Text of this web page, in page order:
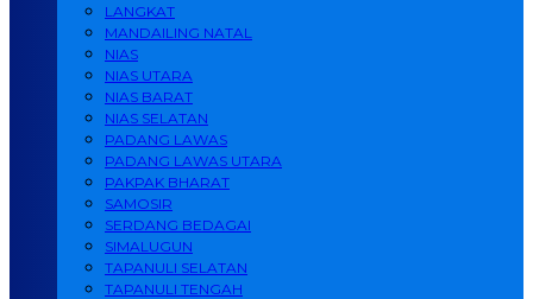
LANGKAT
MANDAILING NATAL
NIAS
NIAS UTARA
NIAS BARAT
NIAS SELATAN
PADANG LAWAS
PADANG LAWAS UTARA
PAKPAK BHARAT
SAMOSIR
SERDANG BEDAGAI
SIMALUGUN
TAPANULI SELATAN
TAPANULI TENGAH